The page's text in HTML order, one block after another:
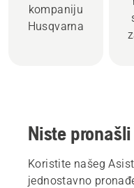
kompaniju
Husqvarna
Niste
Koristite našeg
jednostavno